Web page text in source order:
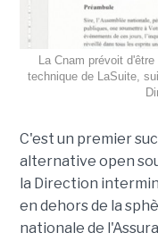
La Cnam prévoit
technique de LaSuite,
C'est un premier
alternative open
la Direction
en dehors de la
nationale de